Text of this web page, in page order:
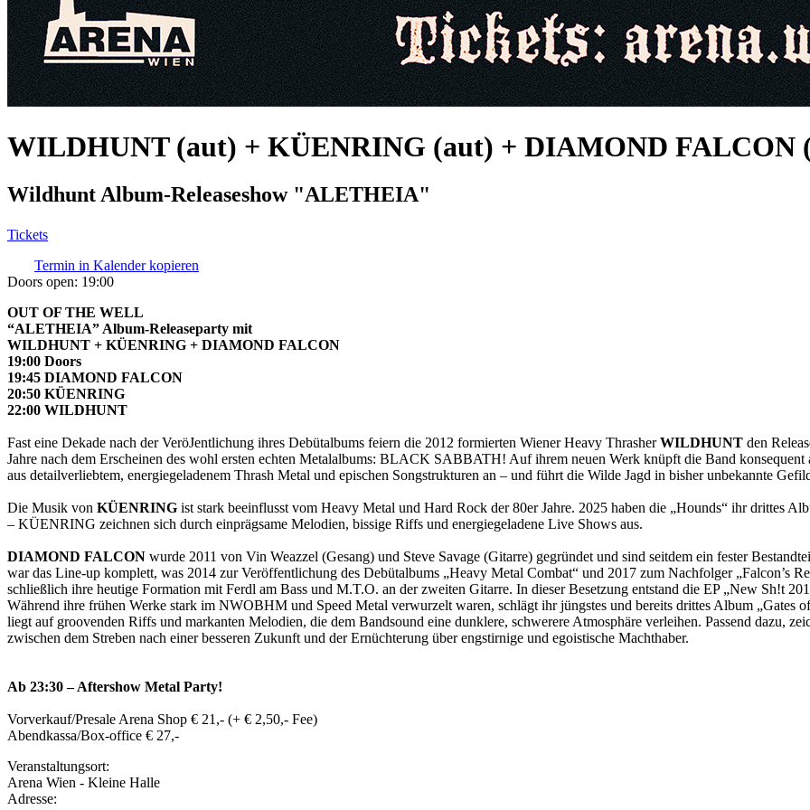
WILDHUNT (aut) + KÜENRING (aut) + DIAMOND FALCON
Wildhunt Album-Releaseshow "ALETHEIA"
Tickets
Termin in Kalender kopieren
Doors open: 19:00
OUT OF THE WELL
“ALETHEIA” Album-Releaseparty mit
WILDHUNT + KÜENRING + DIAMOND FALCON
19:00 Doors
19:45 DIAMOND FALCON
20:50 KÜENRING
22:00 WILDHUNT
Fast eine Dekade nach der VeröJentlichung ihres Debütalbums feiern die 2012 formierten Wiener Heavy ThrasherWILDHUNT den
Jahre nach dem Erscheinen des wohl ersten echten Metalalbums: BLACK SABBATH! Auf ihrem neuen Werk knüpft die Band
aus detailverliebtem, energiegeladenem Thrash Metal und epischen Songstrukturen an – und führt die Wilde Jagd in bisher unbekannte
Die Musik von KÜENRING ist stark beeinflusst vom Heavy Metal und Hard Rock der 80er Jahre. 2025 haben die „Hounds“ ihr drittes
– KÜENRING zeichnen sich durch einprägsame Melodien, bissige Riffs und energiegeladene Live Shows aus.
DIAMOND FALCON wurde 2011 von Vin Weazzel (Gesang) und Steve Savage (Gitarre) gegründet und sind seitdem ein fester
war das Line-up komplett, was 2014 zur Veröffentlichung des Debütalbums „Heavy Metal Combat“ und 2017 zum Nachfolger „Falcon’s
schließlich ihre heutige Formation mit Ferdl am Bass und M.T.O. an der zweiten Gitarre. In dieser Besetzung entstand die EP „New Sh!t
Während ihre frühen Werke stark im NWOBHM und Speed Metal verwurzelt waren, schlägt ihr jüngstes und bereits drittes Album „Gates
liegt auf groovenden Riffs und markanten Melodien, die dem Bandsound eine dunklere, schwerere Atmosphäre verleihen. Passend dazu,
zwischen dem Streben nach einer besseren Zukunft und der Ernüchterung über engstirnige und egoistische Machthaber.
Ab 23:30 – Aftershow Metal Party!
Vorverkauf/Presale Arena Shop € 21,- (+ € 2,50,- Fee)
Abendkassa/Box-office € 27,-
Veranstaltungsort:
Arena Wien - Kleine Halle
Adresse: